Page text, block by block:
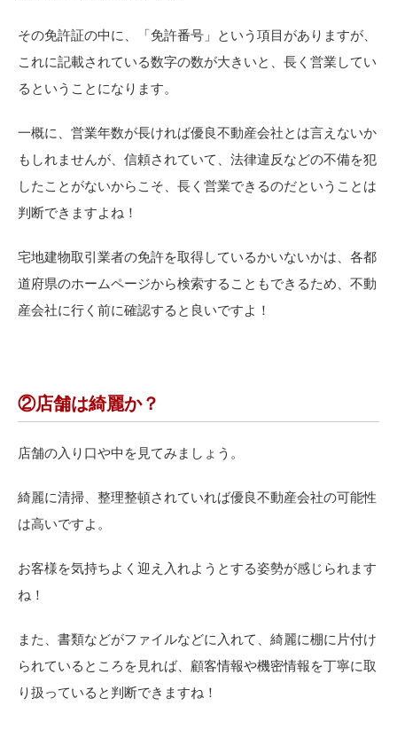
その免許証の中に、「免許番号」という項目がありますが、
これに記載されている数字の数が大きいと、長く営業してい
るということになります。
一概に、営業年数が長ければ優良不動産会社とは言えないか
もしれませんが、信頼されていて、法律違反などの不備を犯
したことがないからこそ、長く営業できるのだということは
判断できますよね！
宅地建物取引業者の免許を取得しているかいないかは、各都
道府県のホームページから検索することもできるため、不動
産会社に行く前に確認すると良いですよ！
②店舗は綺麗か？
店舗の入り口や中を見てみましょう。
綺麗に清掃、整理整頓されていれば優良不動産会社の可能性
は高いですよ。
お客様を気持ちよく迎え入れようとする姿勢が感じられます
ね！
また、書類などがファイルなどに入れて、綺麗に棚に片付け
られているところを見れば、顧客情報や機密情報を丁寧に取
り扱っていると判断できますね！